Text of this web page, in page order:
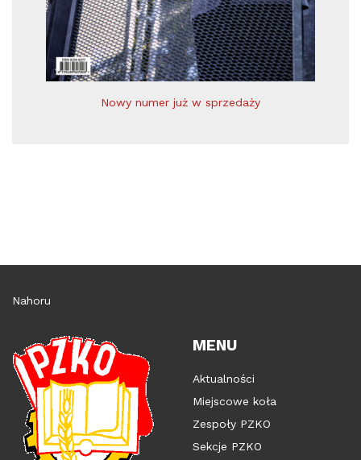
Nowy numer już w sprzedaży
Nahoru
MENU
Aktualności
Miejscowe koła
Zespoły PZKO
Sekcje PZKO